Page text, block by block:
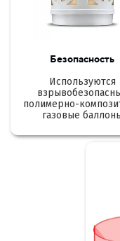
Безопасность
Используются
полимерно-
газовые